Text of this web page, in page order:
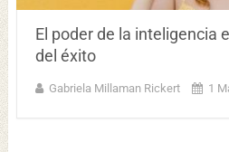
El poder de la inteligencia
del éxito
Gabriela Millaman Rickert 1